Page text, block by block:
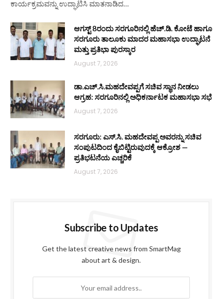
ಕಾರ್ಯಕ್ರಮವನ್ನು ಉದ್ಘಾಟಿಸಿ ಮಾತನಾಡಿದ…
ಆಗಸ್ಟ್ 8ರಂದು ಸರಗೂರಿನಲ್ಲಿ ಹೆಚ್.ಡಿ. ಕೋಟೆ ಹಾಗೂ
ಸರಗೂರು ತಾಲೂಕು ಮಾದರ ಮಹಾಸಭಾ ಉದ್ಘಾಟನೆ
ಮತ್ತು ಪ್ರತಿಭಾ ಪುರಸ್ಕಾರ
August 7, 2026
ಡಾ.ಎಚ್.ಸಿ.ಮಹದೇವಪ್ಪಗೆ ಸಚಿವ ಸ್ಥಾನ ನೀಡಲು
ಆಗ್ರಹ: ಸರಗೂರಿನಲ್ಲಿ ಅಧಿಕರ್ನಾಟಕ ಮಹಾಸಭಾ ಸಭೆ
August 7, 2026
ಸರಗೂರು: ಎಸ್.ಸಿ. ಮಹದೇವಪ್ಪ ಅವರನ್ನು ಸಚಿವ
ಸಂಪುಟದಿಂದ ಕೈಬಿಟ್ಟಿರುವುದಕ್ಕೆ ಆಕ್ರೋಶ —
ಪ್ರತಿಭಟನೆಯ ಎಚ್ಚರಿಕೆ
August 7, 2026
Subscribe to Updates
Get the latest creative news from SmartMag
about art & design.